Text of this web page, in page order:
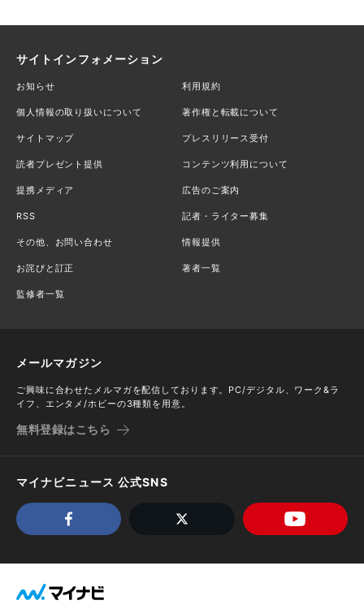
サイトインフォメーション
お知らせ 利用規約
個人情報の取り扱いについて 著作権と転載について
サイトマップ プレスリリース受付
読者プレゼント提供 コンテンツ利用について
提携メディア 広告のご案内
RSS 記者・ライター募集
その他、お問い合わせ 情報提供
お詫びと訂正 著者一覧
監修者一覧
メールマガジン
ご興味に合わせたメルマガを配信しております。PC/デジタル、ワーク&ラ
イフ、エンタメ/ホビーの3種類を用意。
無料登録はこちら
マイナビニュース 公式SNS